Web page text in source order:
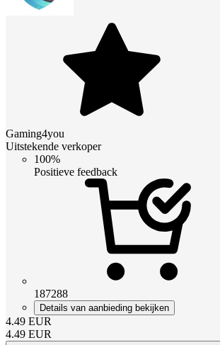
Gaming4you
Uitstekende verkoper
100%
Positieve feedback
187288
Details van aanbieding bekijken
4.49 EUR
4.49 EUR